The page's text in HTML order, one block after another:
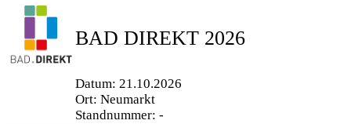
BAD DIREKT 2026
Datum: 21.10.2026
Ort: Neumarkt
Standnummer: -